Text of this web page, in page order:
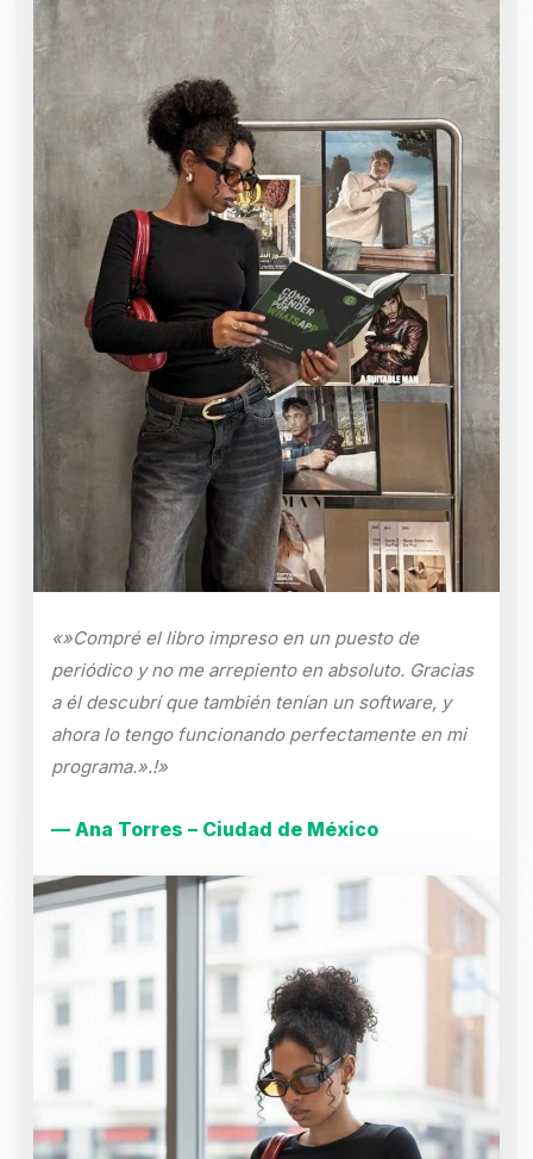
«»Compré el libro impreso en un puesto de
periódico y no me arrepiento en absoluto. Gracias
a él descubrí que también tenían un software, y
ahora lo tengo funcionando perfectamente en mi
programa.».!»
— Ana Torres – Ciudad de México